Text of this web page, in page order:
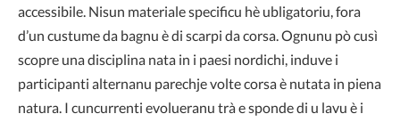
accessibile. Nisun materiale specificu hè ubligatoriu, fora
d’un custume da bagnu è di scarpi da corsa. Ognunu pò cusì
scopre una disciplina nata in i paesi nordichi, induve i
participanti alternanu parechje volte corsa è nutata in piena
natura. I cuncurrenti evolueranu trà e sponde di u lavu è i